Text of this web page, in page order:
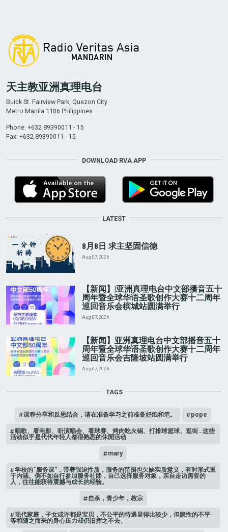
天主教亚洲真理电台
Buick St. Fairview Park, Quezon City
Metro Manila 1106 Philippines
Phone: +632 89390011 - 15
Fax: +632 89390011 - 15
DOWNLOAD RVA APP
LATEST
8月8日 求主坚固信德
Aug 07, 2026
【新闻】|亚洲真理电台中文部播音五十
周年暨全球华语圣歌创作大赛十二周年
巡回音乐会槟城站圆满举行
Aug 07, 2026
【新闻】亚洲真理电台中文部播音五十
周年暨全球华语圣歌创作大赛十二周年
巡回音乐会吉隆坡站圆满举行
Aug 07, 2026
TAGS
课程分享和反思结合，请在准备学习之前准备好纸和笔。 pope
唱歌、看电影、听演唱会、看球赛、烤肉吃火锅、打排球篮球、逛街…这些
活动似乎是代代年轻人都很熟悉的休閒活动
mary
学校的“服务课”，带著强迫性质，服务的范围也欠缺实质意义，有时形式重
于内涵。倒不如自行参加服务社团，自己选择服务对象，亲自走访需要的
人，往往能获得震撼与成长的经验。
自杀，青少年，教宗
现代家庭，子女或许都是宝贝，不公平的待遇显得比较少，但隐性的不平
等和随之而来的身心压力却仍旧挥之不去。